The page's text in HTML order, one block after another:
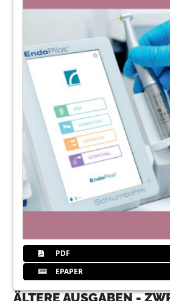
PDF
EPAPER
ÄLTERE AUSGABEN -